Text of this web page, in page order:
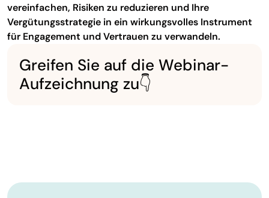
vereinfachen, Risiken zu reduzieren und Ihre
Vergütungsstrategie in ein wirkungsvolles Instrument
für Engagement und Vertrauen zu verwandeln.
Greifen Sie auf die Webinar-
Aufzeichnung zu👇